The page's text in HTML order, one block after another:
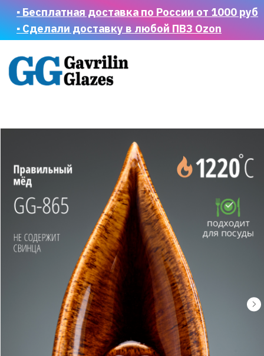
▪ Бесплатная доставка по России от 1000 руб
▪ Сделали доставку в любой ПВЗ Ozon